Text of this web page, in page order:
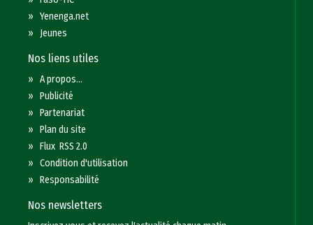
»Yenenga.net
» Jeunes
Nos liens utiles
»A propos...
»Publicité
»Partenariat
»Plan du site
»Flux RSS 2.0
»Condition d'utilisation
»Responsabilité
Nos newsletters